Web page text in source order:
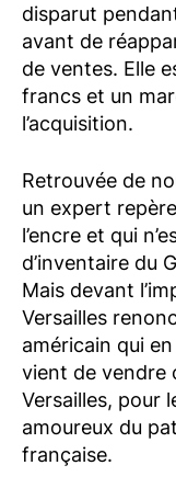
disparut
avant de
de ventes. Elle
francs et un
l’acquisition.
Retrouvée de
un expert
l’encre et qui
d’inventaire du
Mais devant
Versailles
américain qui
vient de vendre
Versailles, pour
amoureux du
française.